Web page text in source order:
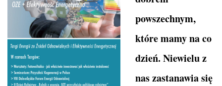
powszechnym,
które mamy na co
dzień. Niewielu z
nas zastanawia się